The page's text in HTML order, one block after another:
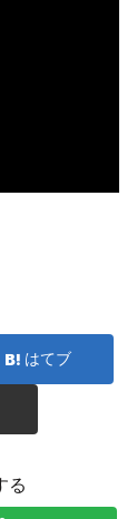
はてブ
る